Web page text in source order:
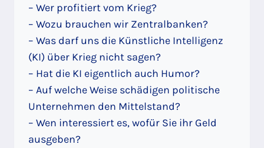
– Wer profitiert vom Krieg?
– Wozu brauchen wir Zentralbanken?
– Was darf uns die Künstliche Intelligenz
(KI) über Krieg nicht sagen?
– Hat die KI eigentlich auch Humor?
– Auf welche Weise schädigen politische
Unternehmen den Mittelstand?
– Wen interessiert es, wofür Sie ihr Geld
ausgeben?